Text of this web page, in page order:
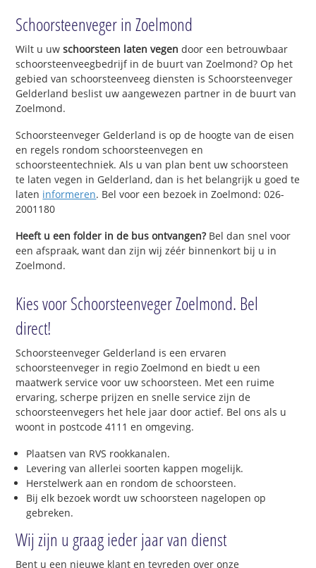
Schoorsteenveger in Zoelmond
Wilt u uwschoorsteen laten vegen door een betrouwbaar
schoorsteenveegbedrijf in de buurt van Zoelmond? Op het
gebied van schoorsteenveeg diensten is Schoorsteenveger
Gelderland beslist uw aangewezen partner in de buurt van
Zoelmond.
Schoorsteenveger Gelderland is op de hoogte van de eisen
en regels rondom schoorsteenvegen en
schoorsteentechniek. Als u van plan bent uw schoorsteen
te laten vegen in Gelderland, dan is het belangrijk u goed te
laten informeren. Bel voor een bezoek in Zoelmond: 026-
2001180
Heeft u een folder in de bus ontvangen?Bel dan snel voor
een afspraak, want dan zijn wij zéér binnenkort bij u in
Zoelmond.
Kies voor Schoorsteenveger Zoelmond. Bel
direct!
Schoorsteenveger Gelderland is een ervaren
schoorsteenveger in regio Zoelmond en biedt u een
maatwerk service voor uw schoorsteen. Met een ruime
ervaring, scherpe prijzen en snelle service zijn de
schoorsteenvegers het hele jaar door actief. Bel ons als u
woont in postcode 4111 en omgeving.
Plaatsen van RVS rookkanalen.
Levering van allerlei soorten kappen mogelijk.
Herstelwerk aan en rondom de schoorsteen.
Bij elk bezoek wordt uw schoorsteen nagelopen op
gebreken.
Wij zijn u graag ieder jaar van dienst
Bent u een nieuwe klant en tevreden over onze